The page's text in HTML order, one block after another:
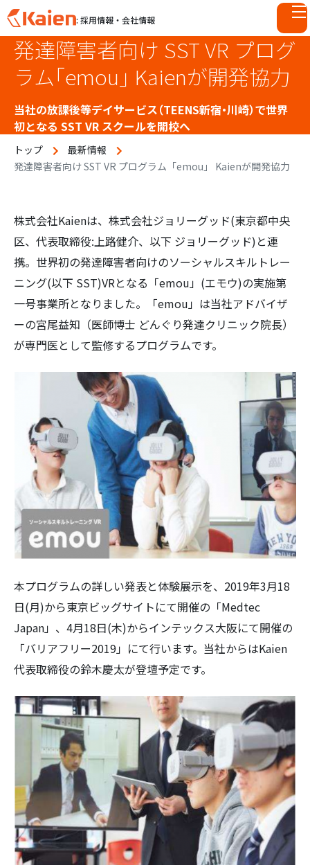
: 採用情報・会社情報
索:
発達障害者向け SST VR プログ
ラム「emou」 Kaienが開発協力
当社の放課後等デイサービス（TEENS新宿・川崎）で世界
初となる SST VR スクールを開校へ
トップ
最新情報
発達障害者向け SST VR プログラム「emou」 Kaienが開発協力
株式会社Kaienは、株式会社ジョリーグッド(東京都中央
区、代表取締役:上路健介、以下 ジョリーグッド)と連
携。世界初の発達障害者向けのソーシャルスキルトレー
ニング(以下 SST)VRとなる「emou」(エモウ)の実施第
一号事業所となりました。「emou」は当社アドバイザ
ーの宮尾益知（医師博士 どんぐり発達クリニック院長）
が専門医として監修するプログラムです。
本プログラムの詳しい発表と体験展示を、2019年3月18
日(月)から東京ビッグサイトにて開催の「Medtec
Japan」、4月18日(木)からインテックス大阪にて開催の
「バリアフリー2019」にて行います。当社からはKaien
代表取締役の鈴木慶太が登壇予定です。